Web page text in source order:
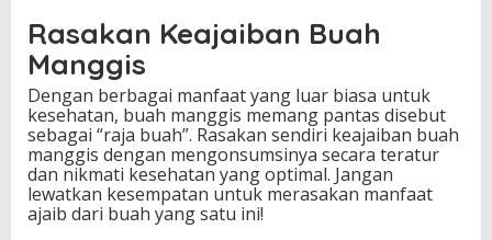
Rasakan Keajaiban Buah
Manggis
Dengan berbagai manfaat yang luar biasa untuk
kesehatan, buah manggis memang pantas disebut
sebagai “raja buah”. Rasakan sendiri keajaiban buah
manggis dengan mengonsumsinya secara teratur
dan nikmati kesehatan yang optimal. Jangan
lewatkan kesempatan untuk merasakan manfaat
ajaib dari buah yang satu ini!